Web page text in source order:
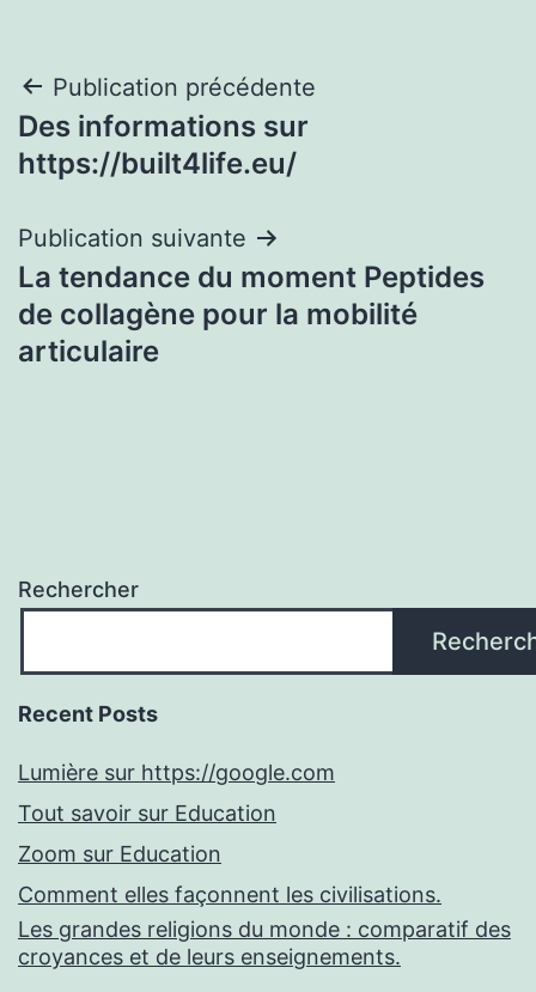
Navigation
de
Publication précédente
Des informations sur
https://built4life.eu/
Publication suivante
La tendance du moment Peptides
de collagène pour la mobilité
articulaire
Rechercher
Recent Posts
Lumière sur https://google.com
Tout savoir sur Education
Zoom sur Education
Comment elles façonnent les civilisations.
Les grandes religions du monde : comparatif des
croyances et de leurs enseignements.